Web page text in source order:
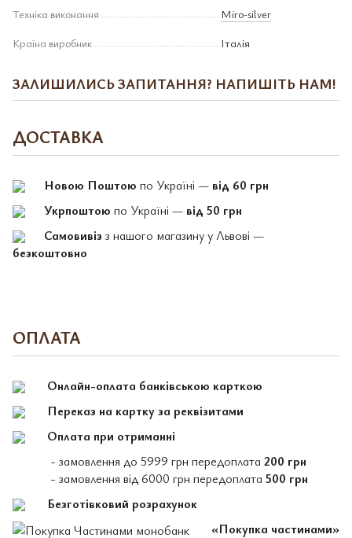
Техніка виконання
Miro-silver
Країна виробник
Італія
ЗАЛИШИЛИСЬ ЗАПИТАННЯ? НАПИШІТЬ НАМ!
ДОСТАВКА
Новою Поштою по Україні — від 60 грн
Укрпоштою по Україні — від 50 грн
Самовивіз з нашого магазину у Львові —
безкоштовно
ОПЛАТА
Онлайн-оплата банківською карткою
Переказ на картку за реквізитами
Оплата при отриманні
- замовлення до 5999 грн передоплата 200 грн
- замовлення від 6000 грн передоплата 500 грн
Безготівковий розрахунок
«Покупка частинами»